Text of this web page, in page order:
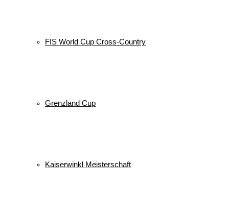
FIS World Cup Cross-Country
Grenzland Cup
Kaiserwinkl Meisterschaft